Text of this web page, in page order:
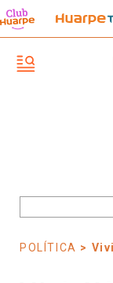
POLÍTICA >